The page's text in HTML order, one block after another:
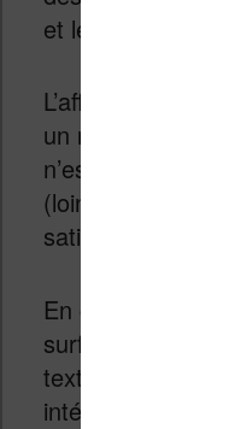
et le texte affiché
L’affichage est
un
n’est pas
(loin de là), mais
satisfaisant.
En clair : le fait
surface permet
texte et la
intéressante